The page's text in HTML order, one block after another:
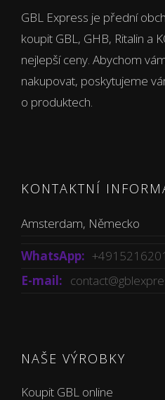
GBL Express je přední
koupit GBL, GHB, Ritalin a
nejlepší ceny. Abychom
nakupovat, poskytujeme
o produktech.
KONTAKTNÍ
Amsterdam, Německo
WhatsApp:
E-mail:
NAŠE VÝROBKY
Koupit GBL online